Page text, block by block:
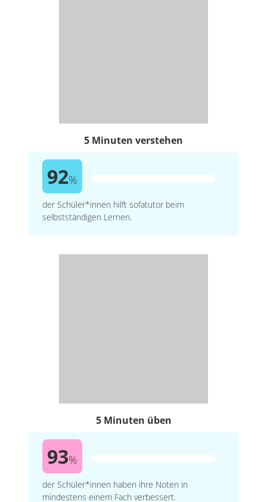
5 Minuten verstehen
92%
der Schüler*innen hilft sofatutor beim
selbstständigen Lernen.
5 Minuten üben
93%
der Schüler*innen haben ihre Noten in
mindestens einem Fach verbessert.